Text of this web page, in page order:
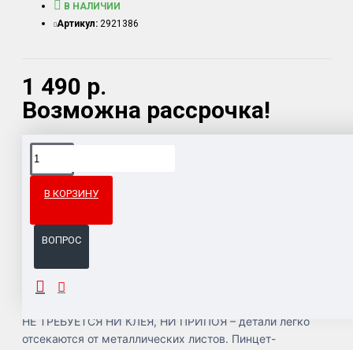
1 490 р.
Возможна рассрочка!
В НАЛИЧИИ
Артикул: 2921386
В КОРЗИНУ
ВОПРОС
Доставка товара по всему Таможенному союзу.
ОПИСАНИЕ
НЕ ТРЕБУЕТСЯ НИ КЛЕЯ, НИ ПРИПОЯ – детали легко
отсекаются от металлических листов. Пинцет-